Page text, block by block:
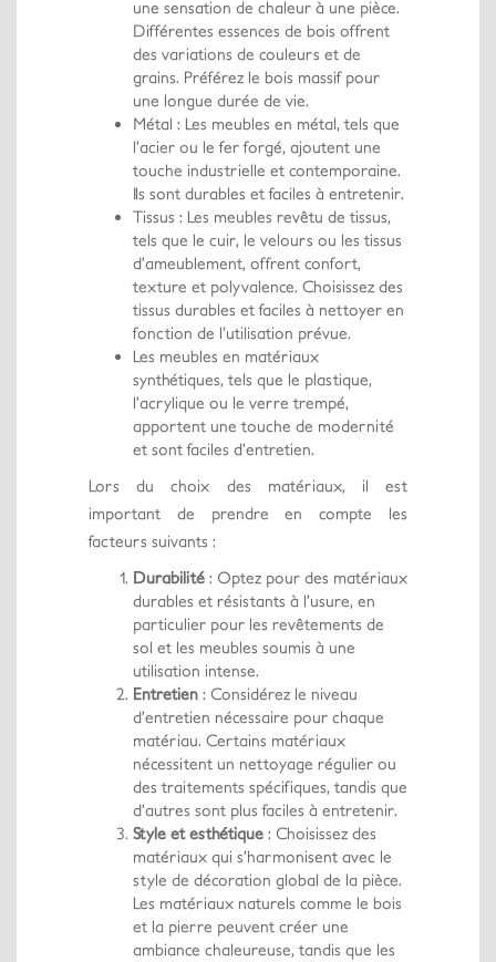
une sensation de chaleur à une pièce.
Différentes essences de bois offrent
des variations de couleurs et de
grains. Préférez le bois massif pour
une longue durée de vie.
Métal : Les meubles en métal, tels que
l’acier ou le fer forgé, ajoutent une
touche industrielle et contemporaine.
Ils sont durables et faciles à entretenir.
Tissus : Les meubles revêtu de tissus,
tels que le cuir, le velours ou les tissus
d’ameublement, offrent confort,
texture et polyvalence. Choisissez des
tissus durables et faciles à nettoyer en
fonction de l’utilisation prévue.
Les meubles en matériaux
synthétiques, tels que le plastique,
l’acrylique ou le verre trempé,
apportent une touche de modernité
et sont faciles d’entretien.
Lors du choix des matériaux, il est
important de prendre en compte les
facteurs suivants :
Durabilité : Optez pour des matériaux
durables et résistants à l’usure, en
particulier pour les revêtements de
sol et les meubles soumis à une
utilisation intense.
Entretien : Considérez le niveau
d’entretien nécessaire pour chaque
matériau. Certains matériaux
nécessitent un nettoyage régulier ou
des traitements spécifiques, tandis que
d’autres sont plus faciles à entretenir.
Style et esthétique : Choisissez des
matériaux qui s’harmonisent avec le
style de décoration global de la pièce.
Les matériaux naturels comme le bois
et la pierre peuvent créer une
ambiance chaleureuse, tandis que les